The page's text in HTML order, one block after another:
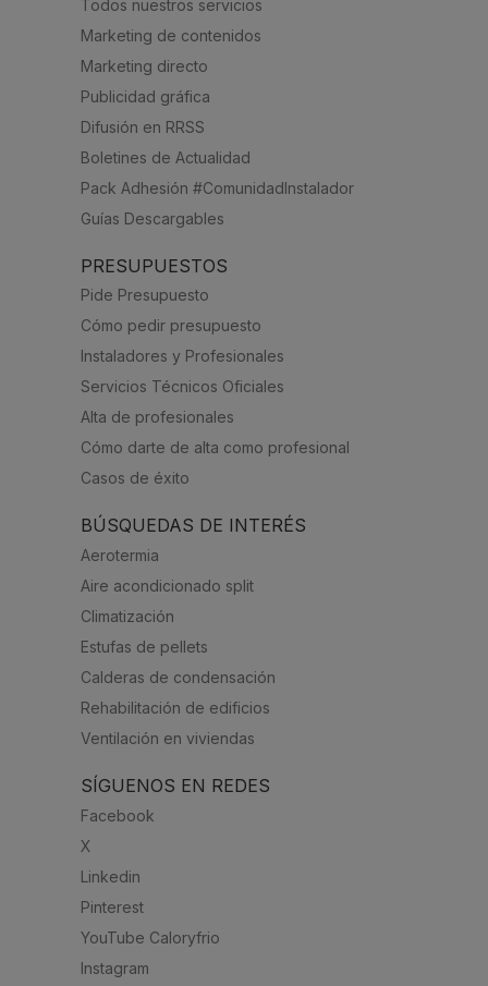
Todos nuestros servicios
Marketing de contenidos
Marketing directo
Publicidad gráfica
Difusión en RRSS
Boletines de Actualidad
Pack Adhesión #ComunidadInstalador
Guías Descargables
PRESUPUESTOS
Pide Presupuesto
Cómo pedir presupuesto
Instaladores y Profesionales
Servicios Técnicos Oficiales
Alta de profesionales
Cómo darte de alta como profesional
Casos de éxito
BÚSQUEDAS DE INTERÉS
Aerotermia
Aire acondicionado split
Climatización
Estufas de pellets
Calderas de condensación
Rehabilitación de edificios
Ventilación en viviendas
SÍGUENOS EN REDES
Facebook
X
Linkedin
Pinterest
YouTube Caloryfrio
Instagram